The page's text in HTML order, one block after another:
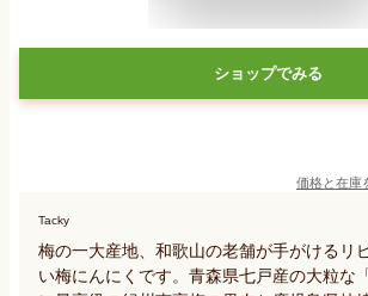
ショップでみる
価格と在庫
Tacky
梅の一大産地、和歌山の老舗が手がけるリ
い梅にんにくです。青森県七戸産の大粒な